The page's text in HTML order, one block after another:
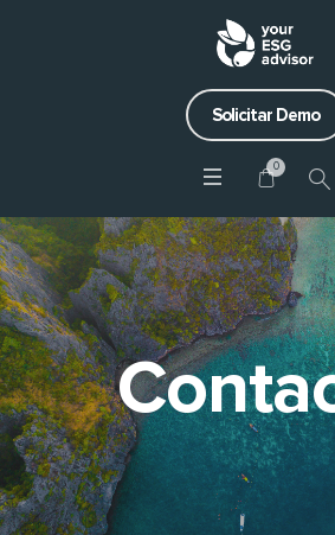
Solicitar Demo
0